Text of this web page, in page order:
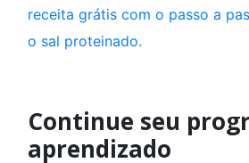
receita grátis com o passo a
o sal proteinado.
Continue seu
aprendizado